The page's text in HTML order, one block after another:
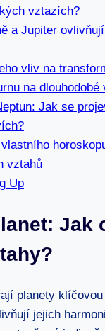
​vztazích?
a Jupiter​
vliv na
na
Jak se
vztahů
Up
Jak
planety
jejich